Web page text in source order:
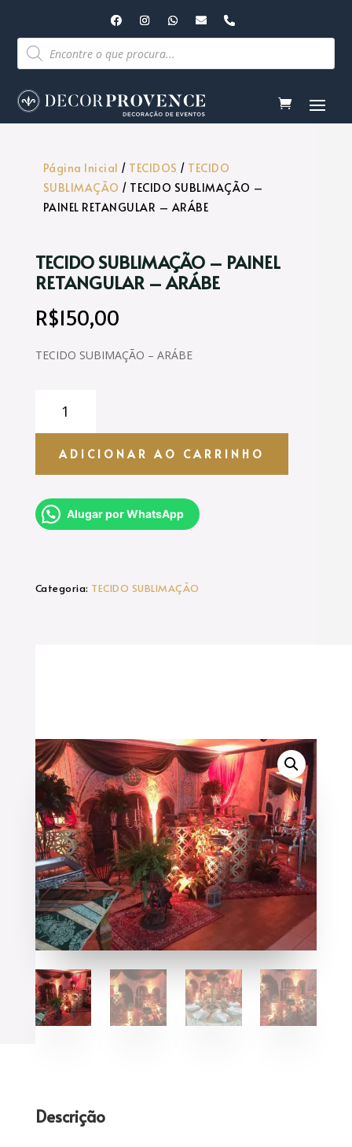
Pesquisar
produtos
Página Inicial / TECIDOS / TECIDO
SUBLIMAÇÃO / TECIDO SUBLIMAÇÃO –
PAINEL RETANGULAR – ARÁBE
TECIDO SUBLIMAÇÃO – PAINEL
RETANGULAR – ARÁBE
R$150,00
TECIDO SUBIMAÇÃO – ARÁBE
SUBLIMAÇÃO
-
PAINEL
ARÁBE
quantidade
ADICIONAR AO CARRINHO
Alugar por WhatsApp
Categoria: TECIDO SUBLIMAÇÃO
Descrição